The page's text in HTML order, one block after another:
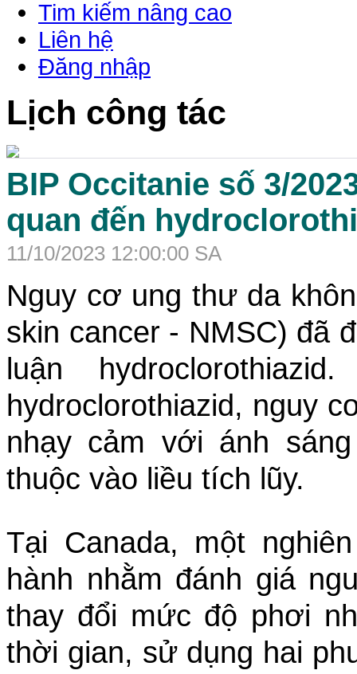
Tim kiếm nâng cao
Liên hệ
Đăng nhập
Lịch công tác
BIP Occitanie số 3/
quan đến
11/10/2023 12:00:00 SA
Nguy cơ ung thư da
skin cancer - NMSC) đã
luận
hydroclorothiazid, nguy
nhạy cảm với ánh
thuộc vào liều tích lũy.
Tại Canada, một
hành nhằm đánh giá
thay đổi mức độ phơi
thời gian, sử dụng hai